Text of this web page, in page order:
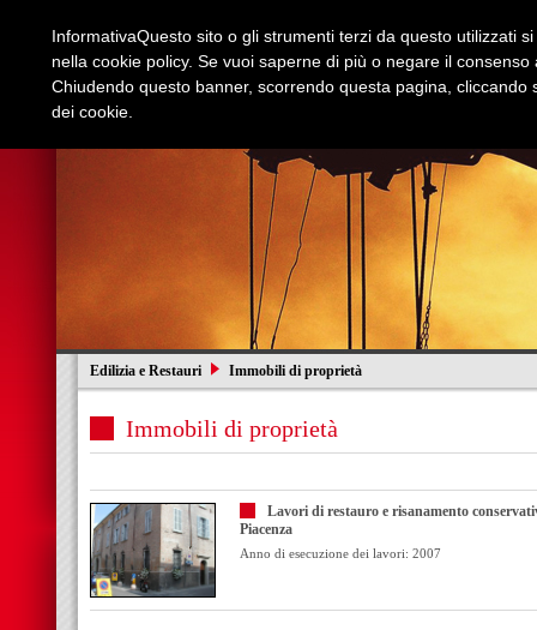
Edilizia e Restauri Immobili di proprietà
Immobili di proprietà
Lavori di restauro e risanamento
Piacenza
Anno di esecuzione dei lavori: 2007
InformativaQuesto sito o gli strumenti terzi da questo utilizzati
nella cookie policy. Se vuoi saperne di più o negare il
Chiudendo questo banner, scorrendo questa pagina,
dei cookie.